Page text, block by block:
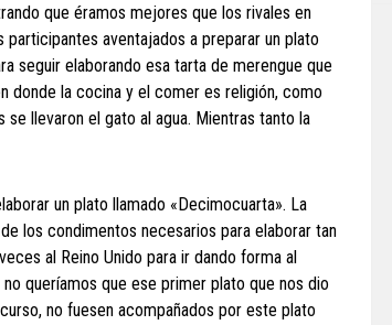
que éramos mejores que los rivales en
aventajados a preparar un plato
seguir elaborando esa tarta de merengue que
donde la cocina y el comer es religión, como
llevaron el gato al agua. Mientras tanto la
un plato llamado «Decimocuarta». La
los condimentos necesarios para elaborar tan
al Reino Unido para ir dando forma al
queríamos que ese primer plato que nos dio
no fuesen acompañados por este plato